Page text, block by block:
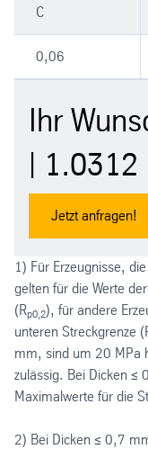
C
0,06
Ihr
| 1.0312
Jetzt anfragen!
1) Für Erzeugnisse,
gelten für die Werte
(Rp0,2), für andere
unteren Streckgrenze
mm, sind um 20 MPa
zulässig. Bei Dicken ≤
Maximalwerte für die
2) Bei Dicken ≤ 0,7